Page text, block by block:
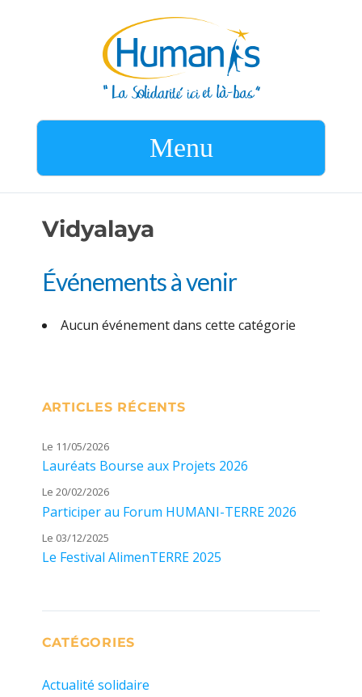
Menu
Vidyalaya
Événements à venir
Aucun événement dans cette catégorie
ARTICLES RÉCENTS
Le 11/05/2026
Lauréats Bourse aux Projets 2026
Le 20/02/2026
Participer au Forum HUMANI-TERRE 2026
Le 03/12/2025
Le Festival AlimenTERRE 2025
CATÉGORIES
Actualité solidaire